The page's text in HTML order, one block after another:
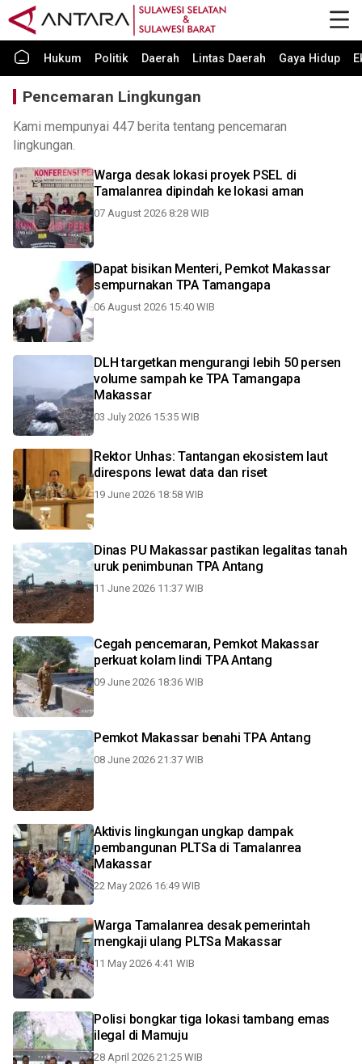
Hukum Politik Daerah Lintas Daerah Gaya Hidup
Pencemaran Lingkungan
Kami mempunyai 447 berita tentang pencemaran
lingkungan.
Warga desak lokasi proyek PSEL di
Tamalanrea dipindah ke lokasi aman
07 August 2026 8:28 WIB
Dapat bisikan Menteri, Pemkot Makassar
sempurnakan TPA Tamangapa
06 August 2026 15:40 WIB
DLH targetkan mengurangi lebih 50 persen
volume sampah ke TPA Tamangapa
Makassar
03 July 2026 15:35 WIB
Rektor Unhas: Tantangan ekosistem laut
direspons lewat data dan riset
19 June 2026 18:58 WIB
Dinas PU Makassar pastikan legalitas tanah
uruk penimbunan TPA Antang
11 June 2026 11:37 WIB
Cegah pencemaran, Pemkot Makassar
perkuat kolam lindi TPA Antang
09 June 2026 18:36 WIB
Pemkot Makassar benahi TPA Antang
08 June 2026 21:37 WIB
Aktivis lingkungan ungkap dampak
pembangunan PLTSa di Tamalanrea
Makassar
22 May 2026 16:49 WIB
Warga Tamalanrea desak pemerintah
mengkaji ulang PLTSa Makassar
11 May 2026 4:41 WIB
Polisi bongkar tiga lokasi tambang emas
ilegal di Mamuju
28 April 2026 21:25 WIB